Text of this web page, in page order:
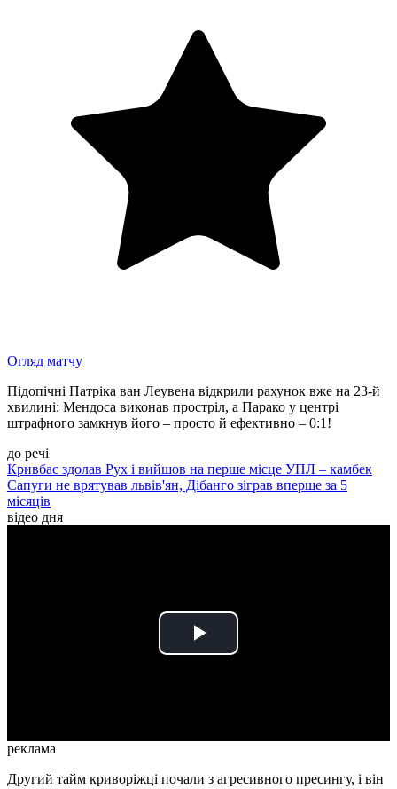
Огляд матчу
Підопічні Патріка ван Леувена відкрили рахунок вже на 23-й
хвилині: Мендоса виконав простріл, а Парако у центрі
штрафного замкнув його – просто й ефективно – 0:1!
до речі
Кривбас здолав Рух і вийшов на перше місце УПЛ – камбек
Сапуги не врятував львів'ян, Дібанго зіграв вперше за 5
місяців
відео дня
Play
реклама
Другий тайм криворіжці почали з агресивного пресингу, і він